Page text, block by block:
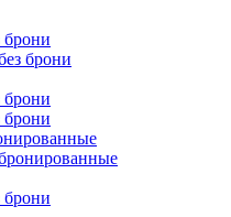
брони
брони
брони
брони
брони